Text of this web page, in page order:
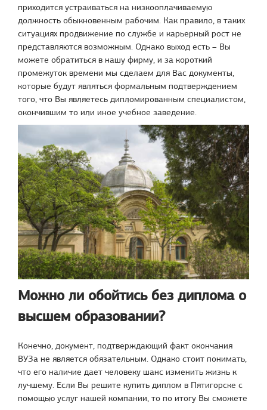
приходится устраиваться на низкооплачиваемую
должность обыкновенным рабочим. Как правило, в таких
ситуациях продвижение по службе и карьерный рост не
представляются возможным. Однако выход есть – Вы
можете обратиться в нашу фирму, и за короткий
промежуток времени мы сделаем для Вас документы,
которые будут являться формальным подтверждением
того, что Вы являетесь дипломированным специалистом,
окончившим то или иное учебное заведение.
Можно ли обойтись без диплома о
высшем образовании?
Конечно, документ, подтверждающий факт окончания
ВУЗа не является обязательным. Однако стоит понимать,
что его наличие дает человеку шанс изменить жизнь к
лучшему. Если Вы решите купить диплом в Пятигорске с
помощью услуг нашей компании, то по итогу Вы сможете